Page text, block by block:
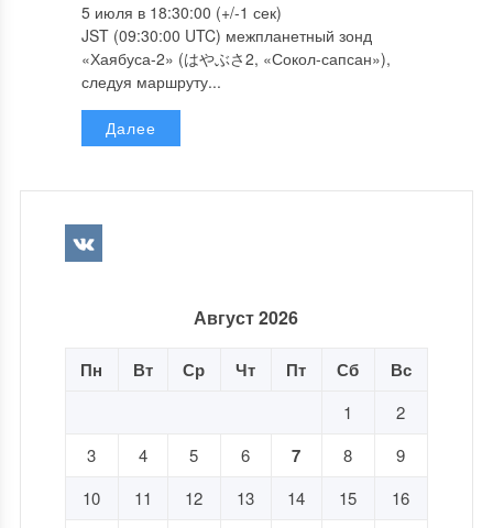
5 июля в 18:30:00 (+/-1 сек)
JST (09:30:00 UTC) межпланетный зонд
«Хаябуса-2» (はやぶさ2, «Сокол-сапсан»),
следуя маршруту...
Далее
Август 2026
Пн Вт Ср Чт Пт Сб Вс
1
2
3
4 5 6 7 8
9
10
11 12 13 14 15
16